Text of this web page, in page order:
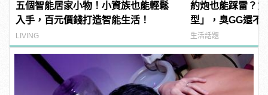
五個智能居家小物！小資族也能輕鬆
入手，百元價錢打造智能生活！
LIVING
約炮也能踩雷？
型」，臭GG還不
生活話題